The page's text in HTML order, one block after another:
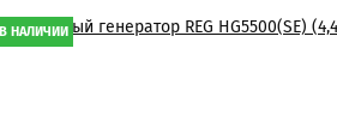
В НАЛИЧИИ